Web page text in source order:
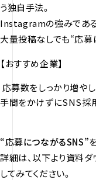
う独自手法。
Instagramの強みであ
大量投稿なしでも“応募
【おすすめ企業】
応募数をしっかり増や
手間をかけずにSNS採
“応募につながるSNS”を
詳細は、以下より資料ダ
してみてください。